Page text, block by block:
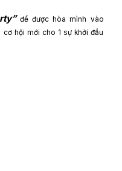
để được hòa mình vào
hội mới cho 1 sự khởi đầu